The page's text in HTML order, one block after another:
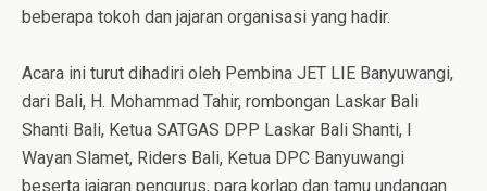
beberapa tokoh dan jajaran organisasi yang hadir.
Acara ini turut dihadiri oleh Pembina JET LIE Banyuwangi,
dari Bali, H. Mohammad Tahir, rombongan Laskar Bali
Shanti Bali, Ketua SATGAS DPP Laskar Bali Shanti, I
Wayan Slamet, Riders Bali, Ketua DPC Banyuwangi
beserta jajaran pengurus, para korlap dan tamu undangan